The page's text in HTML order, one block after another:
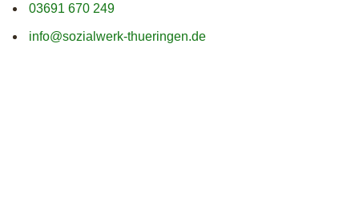
03691 670 249
info@sozialwerk-thueringen.de